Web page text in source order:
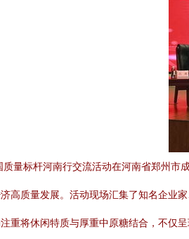
质量标杆河南行交流活动在河南省郑州市
高质量发展。活动现场汇集了知名企业
重将休闲特质与厚重中原糖结合，不仅